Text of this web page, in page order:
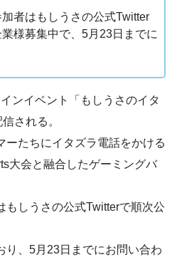
者はもしうさの公式Twitter
様募集中で、5月23日までに
ンイベント「もしうさのイタ
される。
ーたちにイタズラ電話をかける
大会と融合したゲーミングバ
もしうさの公式Twitterで順次公
り、5月23日までにお問い合わ